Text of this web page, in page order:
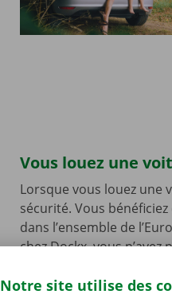
Vous louez une
Lorsque vous louez une
sécurité. Vous
dans l’ensemble de
chez Dockx, vous
preniez le volant. Pour
Notre site utilise des